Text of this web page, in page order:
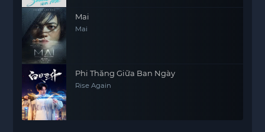
Mai
Mai
Phi Thăng Giữa Ban Ngày
Rise Again